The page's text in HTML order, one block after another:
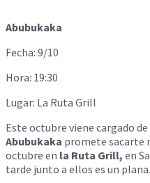
Abubukaka
Fecha: 9/10
Hora: 19:30
Lugar: La Ruta Grill
Este octubre viene cargado de
Abubukaka promete sacarte
octubre en la Ruta Grill, en
tarde junto a ellos es un